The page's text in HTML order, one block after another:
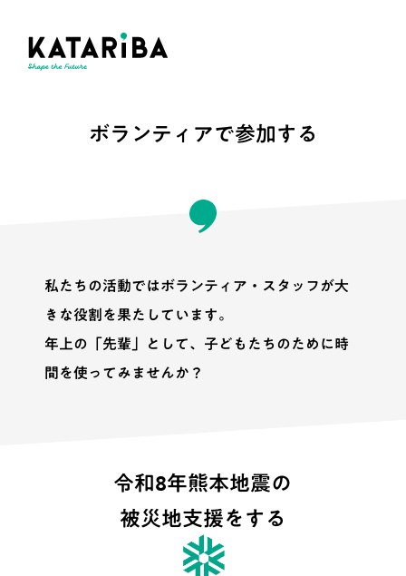
ボランティアで参加する
私たちの活動ではボランティア・スタッフが大
きな役割を果たしています。
年上の「先輩」として、子どもたちのために時
間を使ってみませんか？
令和8年熊本地震の
被災地支援をする